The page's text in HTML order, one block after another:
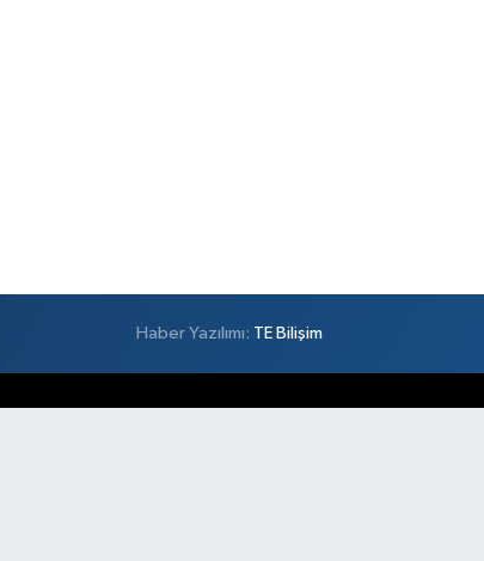
Haber Yazılımı: TE Bilişim